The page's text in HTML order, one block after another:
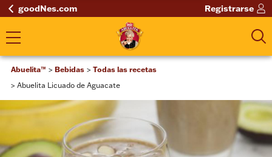
goodNes.com Registrarse
Abuelita™ Bebidas
Todas las recetas
Abuelita Licuado de Aguacate